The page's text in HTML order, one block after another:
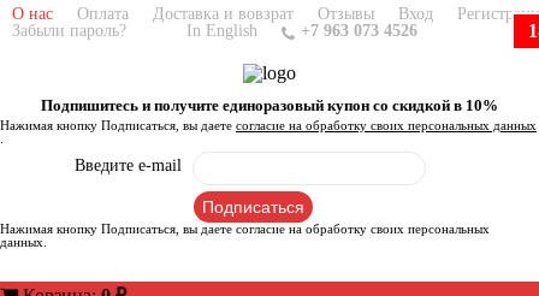
О нас Оплата Доставка и вовзрат Отзывы Вход
Забыли пароль?
In English +7 963 073 4526
Подпишитесь и получите единоразовый купон со скидкой в 10%
Нажимая кнопку Подписаться, вы даете согласие на обработку своих персональных данных
Введите e-mail
Нажимая кнопку Подписаться, вы даете согласие на обработку своих персональных
данных